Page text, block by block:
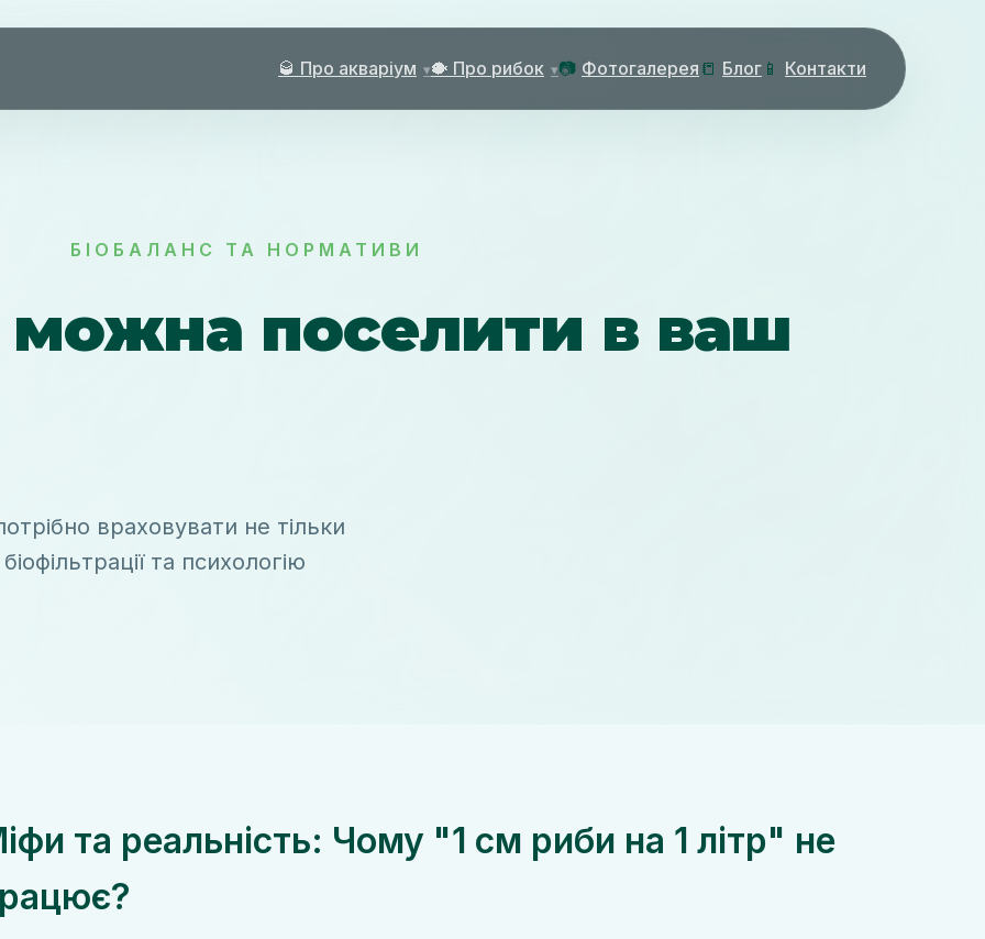
🥃 Про акваріум 🐡 Про рибок 📷 Фотогалерея 📒 Блог 📱 Контакти
БІОБАЛАНС ТА НОРМАТИВИ
можна поселити в ваш
враховувати не тільки
та психологію
та реальність: Чому "1 см риби на 1 літр" не